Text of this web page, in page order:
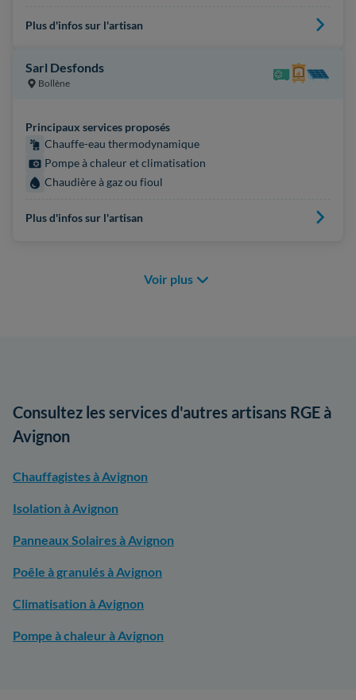
Plus d'infos sur l'artisan
Sarl Desfonds
Bollène
Principaux services proposés
Chauffe-eau thermodynamique
Pompe à chaleur et climatisation
Chaudière à gaz ou fioul
Plus d'infos sur l'artisan
Voir plus
Consultez les services d'autres artisans RGE à
Avignon
Chauffagistes à Avignon
Isolation à Avignon
Panneaux Solaires à Avignon
Poêle à granulés à Avignon
Climatisation à Avignon
Pompe à chaleur à Avignon